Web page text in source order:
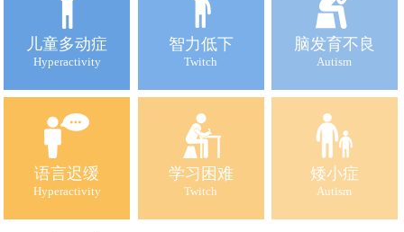
儿童多动症
Hyperactivity
智力低下
Twitch
脑发育不良
Autism
语言迟缓
Hyperactivity
学习困难
Twitch
矮小症
Autism